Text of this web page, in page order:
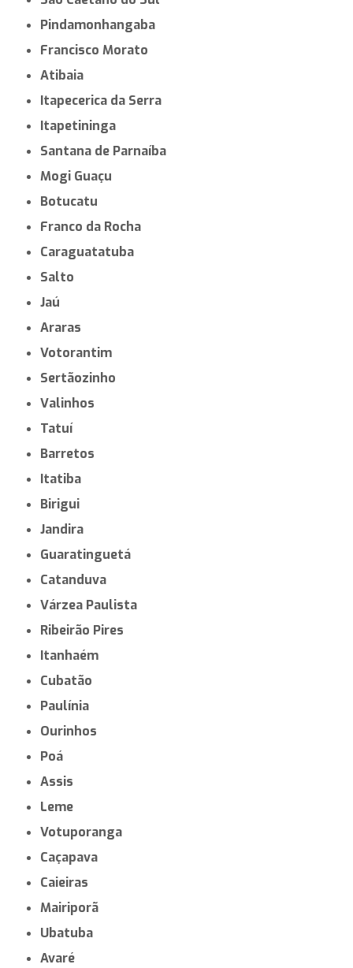
Pindamonhangaba
Francisco Morato
Atibaia
Itapecerica da Serra
Itapetininga
Santana de Parnaíba
Mogi Guaçu
Botucatu
Franco da Rocha
Caraguatatuba
Salto
Jaú
Araras
Votorantim
Sertãozinho
Valinhos
Tatuí
Barretos
Itatiba
Birigui
Jandira
Guaratinguetá
Catanduva
Várzea Paulista
Ribeirão Pires
Itanhaém
Cubatão
Paulínia
Ourinhos
Poá
Assis
Leme
Votuporanga
Caçapava
Caieiras
Mairiporã
Ubatuba
Avaré